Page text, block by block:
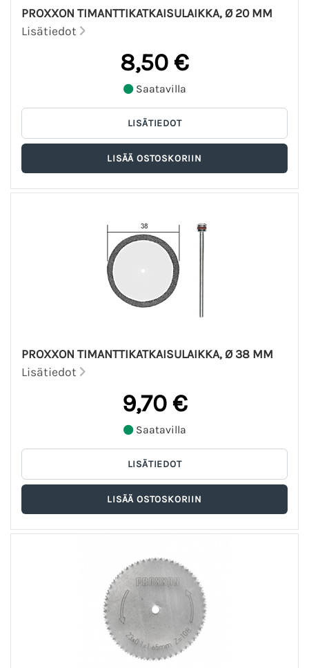
PROXXON TIMANTTIKATKAISULAIKKA, Ø 20 MM
Lisätiedot
8,50 €
Saatavilla
PROXXON TIMANTTIKATKAISULAIKKA, Ø 38 MM
Lisätiedot
9,70 €
Saatavilla